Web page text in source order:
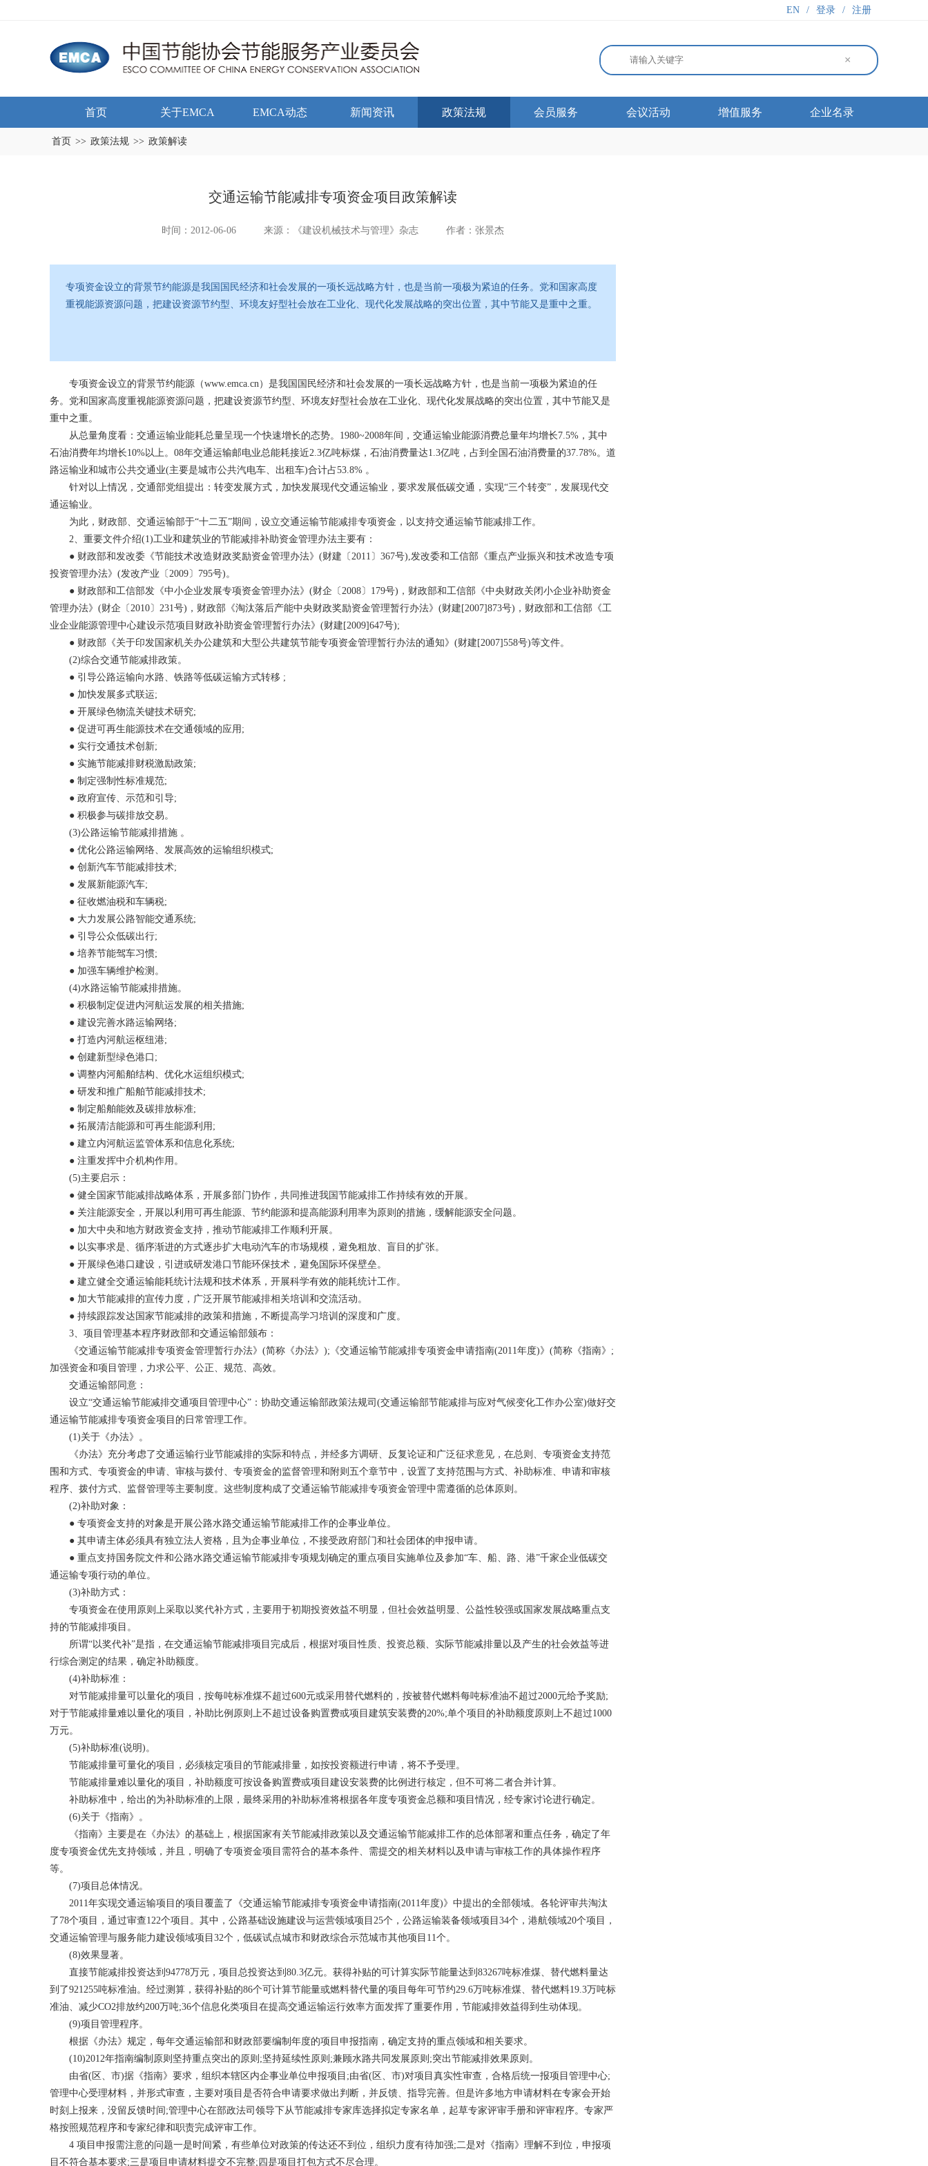
EN / 登录 / 注册
×
首页 关于EMCA EMCA动态 新闻资讯 政策法规 会员服务 会议活动 增值服务 企业名录
首页 >> 政策法规 >> 政策解读
交通运输节能减排专项资金项目政策解读
时间：2012-06-06 来源：《建设机械技术与管理》杂志 作者：张景杰
专项资金设立的背景节约能源是我国国民经济和社会发展的一项长远战略方针，也是当前一项极为紧迫的任务。党和国家高度
重视能源资源问题，把建设资源节约型、环境友好型社会放在工业化、现代化发展战略的突出位置，其中节能又是重中之重。
专项资金设立的背景节约能源 （www.emca.cn）是我国国民经济和社会发展的一项长远战略方针，也是当前一项极为紧迫的任
务。党和国家高度重视能源资源问题，把建设资源节约型、环境友好型社会放在工业化、现代化发展战略的突出位置，其中节能又是
重中之重。
从总量角度看：交通运输业能耗总量呈现一个快速增长的态势。1980~2008年间，交通运输业能源消费总量年均增长7.5%，其中
石油消费年均增长10%以上。08年交通运输邮电业总能耗接近2.3亿吨标煤，石油消费量达1.3亿吨，占到全国石油消费量的37.78%。道
路运输业和城市公共交通业(主要是城市公共汽电车、出租车)合计占53.8% 。
针对以上情况，交通部党组提出：转变发展方式，加快发展现代交通运输业，要求发展低碳交通，实现“三个转变”，发展现代交
通运输业。
为此，财政部、交通运输部于“十二五”期间，设立交通运输节能减排专项资金，以支持交通运输节能减排工作。
2、重要文件介绍(1)工业和建筑业的节能减排补助资金管理办法主要有：
● 财政部和发改委《节能技术改造财政奖励资金管理办法》(财建〔2011〕367号),发改委和工信部《重点产业振兴和技术改造专项
投资管理办法》(发改产业〔2009〕795号)。
● 财政部和工信部发《中小企业发展专项资金管理办法》(财企〔2008〕179号)，财政部和工信部《中央财政关闭小企业补助资金
管理办法》(财企〔2010〕231号)，财政部《淘汰落后产能中央财政奖励资金管理暂行办法》(财建[2007]873号)，财政部和工信部《工
业企业能源管理中心建设示范项目财政补助资金管理暂行办法》(财建[2009]647号);
● 财政部《关于印发国家机关办公建筑和大型公共建筑节能专项资金管理暂行办法的通知》(财建[2007]558号)等文件。
(2)综合交通节能减排政策。
● 引导公路运输向水路、铁路等低碳运输方式转移 ;
● 加快发展多式联运;
● 开展绿色物流关键技术研究;
● 促进可再生能源技术在交通领域的应用;
● 实行交通技术创新;
● 实施节能减排财税激励政策;
● 制定强制性标准规范;
● 政府宣传、示范和引导;
● 积极参与碳排放交易。
(3)公路运输节能减排措施 。
● 优化公路运输网络、发展高效的运输组织模式;
● 创新汽车节能减排技术;
● 发展新能源汽车;
● 征收燃油税和车辆税;
● 大力发展公路智能交通系统;
● 引导公众低碳出行;
● 培养节能驾车习惯;
● 加强车辆维护检测。
(4)水路运输节能减排措施。
● 积极制定促进内河航运发展的相关措施;
● 建设完善水路运输网络;
● 打造内河航运枢纽港;
● 创建新型绿色港口;
● 调整内河船舶结构、优化水运组织模式;
● 研发和推广船舶节能减排技术;
● 制定船舶能效及碳排放标准;
● 拓展清洁能源和可再生能源利用;
● 建立内河航运监管体系和信息化系统;
● 注重发挥中介机构作用。
(5)主要启示：
● 健全国家节能减排战略体系，开展多部门协作，共同推进我国节能减排工作持续有效的开展。
● 关注能源安全，开展以利用可再生能源、节约能源和提高能源利用率为原则的措施，缓解能源安全问题。
● 加大中央和地方财政资金支持，推动节能减排工作顺利开展。
● 以实事求是、循序渐进的方式逐步扩大电动汽车的市场规模，避免粗放、盲目的扩张。
● 开展绿色港口建设，引进或研发港口节能环保技术，避免国际环保壁垒。
● 建立健全交通运输能耗统计法规和技术体系，开展科学有效的能耗统计工作。
● 加大节能减排的宣传力度，广泛开展节能减排相关培训和交流活动。
● 持续跟踪发达国家节能减排的政策和措施，不断提高学习培训的深度和广度。
3、项目管理基本程序财政部和交通运输部颁布：
《交通运输节能减排专项资金管理暂行办法》(简称《办法》);《交通运输节能减排专项资金申请指南(2011年度)》(简称《指南》;
加强资金和项目管理，力求公平、公正、规范、高效。
交通运输部同意：
设立“交通运输节能减排交通项目管理中心”：协助交通运输部政策法规司(交通运输部节能减排与应对气候变化工作办公室)做好交
通运输节能减排专项资金项目的日常管理工作。
(1)关于《办法》。
《办法》充分考虑了交通运输行业节能减排的实际和特点，并经多方调研、反复论证和广泛征求意见，在总则、专项资金支持范
围和方式、专项资金的申请、审核与拨付、专项资金的监督管理和附则五个章节中，设置了支持范围与方式、补助标准、申请和审核
程序、拨付方式、监督管理等主要制度。这些制度构成了交通运输节能减排专项资金管理中需遵循的总体原则。
(2)补助对象：
● 专项资金支持的对象是开展公路水路交通运输节能减排工作的企事业单位。
● 其申请主体必须具有独立法人资格，且为企事业单位，不接受政府部门和社会团体的申报申请。
● 重点支持国务院文件和公路水路交通运输节能减排专项规划确定的重点项目实施单位及参加“车、船、路、港”千家企业低碳交
通运输专项行动的单位。
(3)补助方式：
专项资金在使用原则上采取以奖代补方式，主要用于初期投资效益不明显，但社会效益明显、公益性较强或国家发展战略重点支
持的节能减排项目。
所谓“以奖代补”是指，在交通运输节能减排项目完成后，根据对项目性质、投资总额、实际节能减排量以及产生的社会效益等进
行综合测定的结果，确定补助额度。
(4)补助标准：
对节能减排量可以量化的项目，按每吨标准煤不超过600元或采用替代燃料的，按被替代燃料每吨标准油不超过2000元给予奖励;
对于节能减排量难以量化的项目，补助比例原则上不超过设备购置费或项目建筑安装费的20%;单个项目的补助额度原则上不超过1000
万元。
(5)补助标准(说明)。
节能减排量可量化的项目，必须核定项目的节能减排量，如按投资额进行申请，将不予受理。
节能减排量难以量化的项目，补助额度可按设备购置费或项目建设安装费的比例进行核定，但不可将二者合并计算。
补助标准中，给出的为补助标准的上限，最终采用的补助标准将根据各年度专项资金总额和项目情况，经专家讨论进行确定。
(6)关于《指南》。
《指南》主要是在《办法》的基础上，根据国家有关节能减排政策以及交通运输节能减排工作的总体部署和重点任务，确定了年
度专项资金优先支持领域，并且，明确了专项资金项目需符合的基本条件、需提交的相关材料以及申请与审核工作的具体操作程序
等。
(7)项目总体情况。
2011年实现交通运输项目的项目覆盖了《交通运输节能减排专项资金申请指南(2011年度)》中提出的全部领域。各轮评审共淘汰
了78个项目，通过审查122个项目。其中，公路基础设施建设与运营领域项目25个，公路运输装备领域项目34个，港航领域20个项目，
交通运输管理与服务能力建设领域项目32个，低碳试点城市和财政综合示范城市其他项目11个。
(8)效果显著。
直接节能减排投资达到94778万元，项目总投资达到80.3亿元。获得补贴的可计算实际节能量达到83267吨标准煤、替代燃料量达
到了921255吨标准油。经过测算，获得补贴的86个可计算节能量或燃料替代量的项目每年可节约29.6万吨标准煤、替代燃料19.3万吨标
准油、减少CO2排放约200万吨;36个信息化类项目在提高交通运输运行效率方面发挥了重要作用，节能减排效益得到生动体现。
(9)项目管理程序。
根据《办法》规定，每年交通运输部和财政部要编制年度的项目申报指南，确定支持的重点领域和相关要求。
(10)2012年指南编制原则坚持重点突出的原则;坚持延续性原则;兼顾水路共同发展原则;突出节能减排效果原则。
由省(区、市)据《指南》要求，组织本辖区内企事业单位申报项目;由省(区、市)对项目真实性审查，合格后统一报项目管理中心;
管理中心受理材料，并形式审查，主要对项目是否符合申请要求做出判断，并反馈、指导完善。但是许多地方申请材料在专家会开始
时刻上报来，没留反馈时间;管理中心在部政法司领导下从节能减排专家库选择拟定专家名单，起草专家评审手册和评审程序。专家严
格按照规范程序和专家纪律和职责完成评审工作。
4 项目申报需注意的问题一是时间紧，有些单位对政策的传达还不到位，组织力度有待加强;二是对《指南》理解不到位，申报项
目不符合基本要求;三是项目申请材料提交不完整;四是项目打包方式不尽合理。